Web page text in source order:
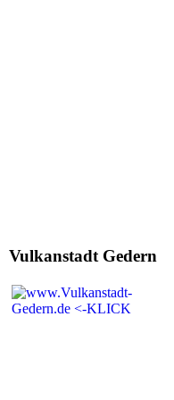
Vulkanstadt Gedern